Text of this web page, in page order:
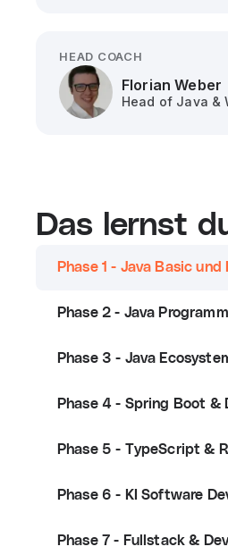
HEAD COACH
Florian Weber
Head of Java &
Das lernst
Phase 1 - Java Basic und
Phase 2 - Java
Phase 3 - Java
Phase 4 - Spring Boot &
Phase 5 - TypeScript &
Phase 6 - KI Software
Phase 7 - Fullstack &